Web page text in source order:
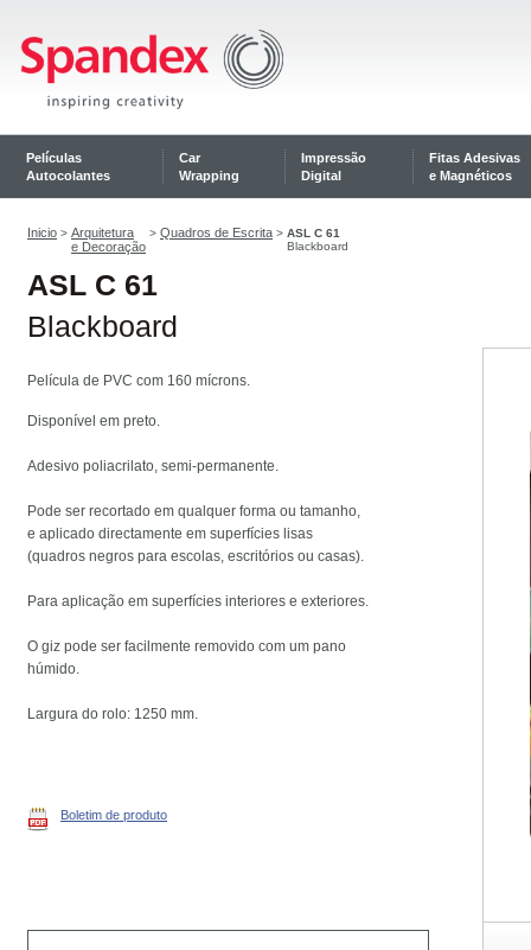
Películas
Autocolantes
Car
Wrapping
Impressão
Digital
Fitas Adesivas
e Magnéticos
Inicio > Arquitetura
e Decoração
> Quadros de Escrita > ASL C 61
Blackboard
ASL C 61
Blackboard
Película de PVC com 160 mícrons.
Disponível em preto.
Adesivo poliacrilato, semi-permanente.
Pode ser recortado em qualquer forma ou tamanho,
e aplicado directamente em superfícies lisas
(quadros negros para escolas, escritórios ou casas).
Para aplicação em superfícies interiores e exteriores.
O giz pode ser facilmente removido com um pano
húmido.
Largura do rolo: 1250 mm.
Boletim de produto